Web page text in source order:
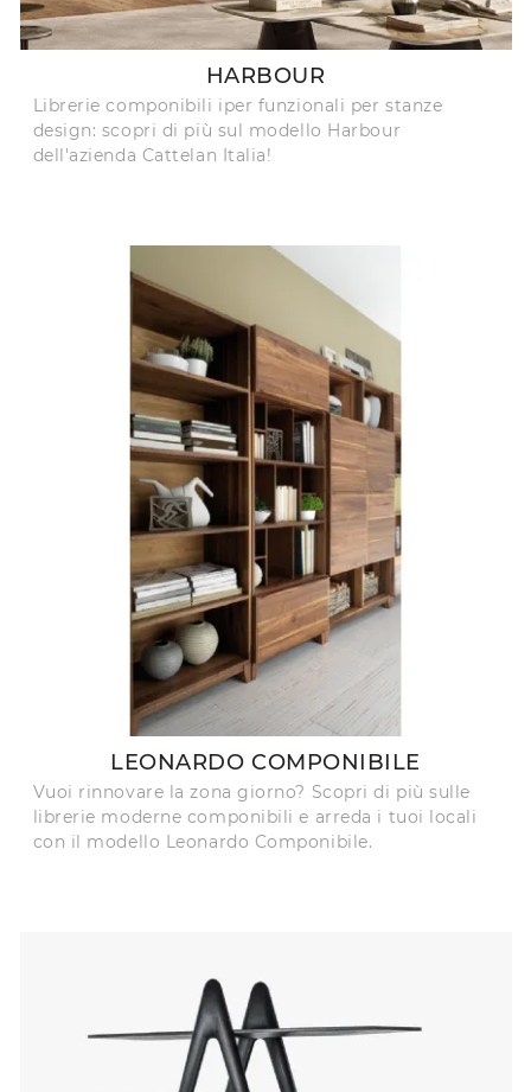
HARBOUR
Librerie componibili iper funzionali per stanze
design: scopri di più sul modello Harbour
dell'azienda Cattelan Italia!
LEONARDO COMPONIBILE
Vuoi rinnovare la zona giorno? Scopri di più sulle
librerie moderne componibili e arreda i tuoi locali
con il modello Leonardo Componibile.